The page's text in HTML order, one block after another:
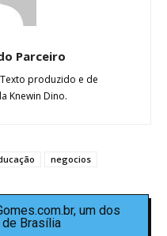
Parceiro
produzido e de
Knewin Dino.
negocios
um dos
Brasília